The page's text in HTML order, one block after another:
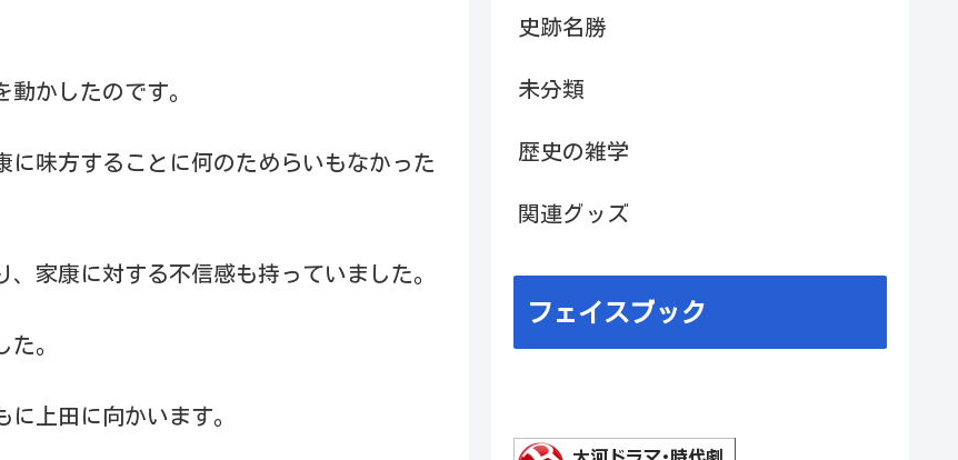
かしたのです。
味方することに何のためらいもなかった
家康に対する不信感も持っていました。
。
上田に向かいます。
史跡名勝
未分類
歴史の雑学
関連グッズ
フェイスブック